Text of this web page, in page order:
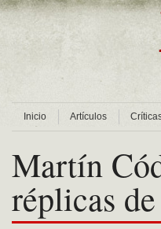
Inicio Artículos
Martín
réplicas